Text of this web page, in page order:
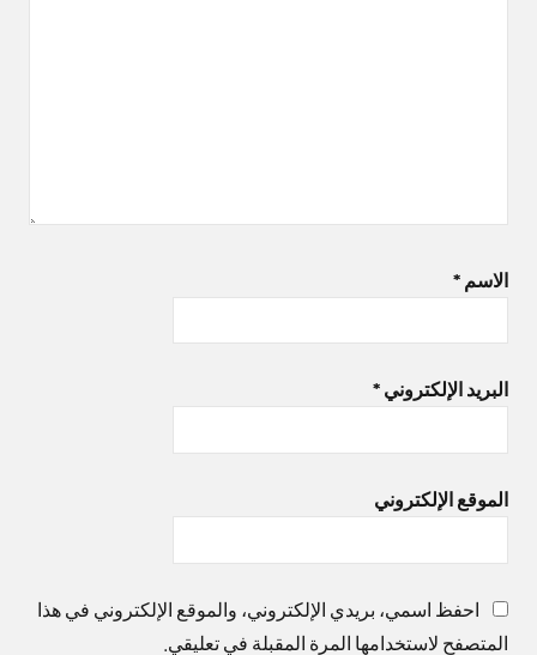
الاسم *
البريد الإلكتروني *
الموقع الإلكتروني
احفظ اسمي، بريدي الإلكتروني، والموقع الإلكتروني في هذا
المتصفح لاستخدامها المرة المقبلة في تعليقي.